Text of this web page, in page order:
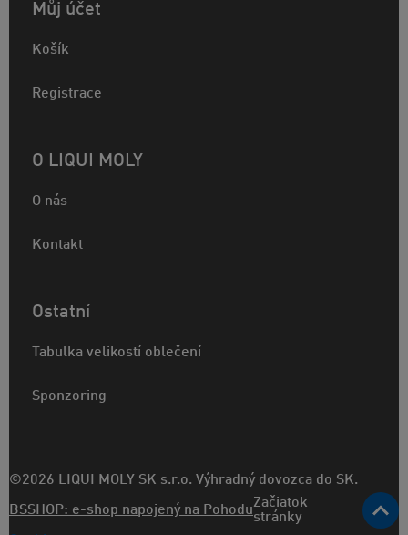
Můj účet
Košík
Registrace
O LIQUI MOLY
O nás
Kontakt
Ostatní
Tabulka velikostí oblečení
Sponzoring
©2026 LIQUI MOLY SK s.r.o. Výhradný dovozca do SK.
BSSHOP: e-shop napojený na PohoduZačiatok
stránky